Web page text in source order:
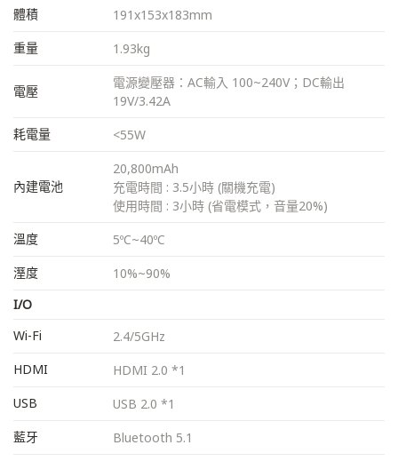
體積
191x153x183mm
重量
1.93kg
電壓
電源變壓器：AC輸入 100~240V；DC輸出
19V/3.42A
耗電量
<55W
內建電池
20,800mAh
充電時間 : 3.5小時 (關機充電)
使用時間 : 3小時 (省電模式，音量20%)
溫度
5ºC~40ºC
溼度
10%~90%
I/O
Wi-Fi
2.4/5GHz
HDMI
HDMI 2.0 *1
USB
USB 2.0 *1
藍牙
Bluetooth 5.1